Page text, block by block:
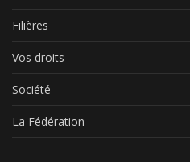
Filières
Vos droits
Société
La Fédération